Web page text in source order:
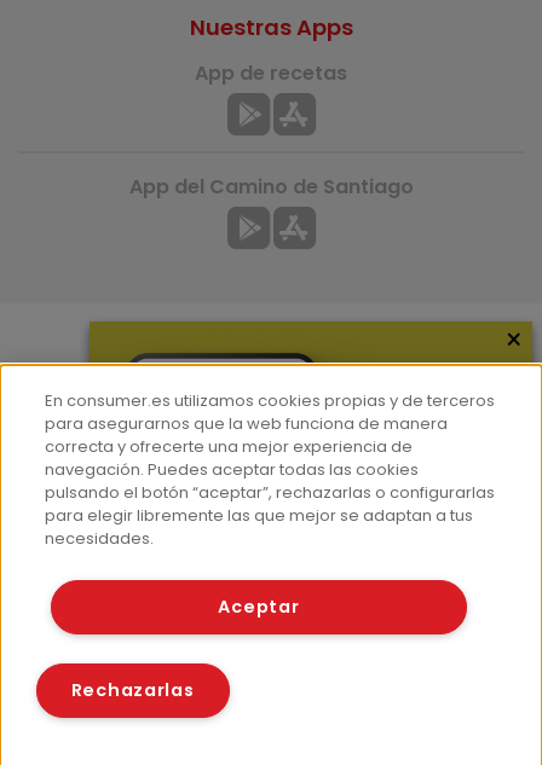
Más información
¿Quiénes somos?
Hemeroteca
Contacto
Prensa
Nuestras Apps
App de recetas
App del Camino de Santiago
© Fundación EROSKI
Aviso legal
Políticas de cookies
×
En consumer.es utilizamos cookies propias y de terceros
para asegurarnos que la web funciona de manera
correcta y ofrecerte una mejor experiencia de
navegación. Puedes aceptar todas las cookies
pulsando el botón “aceptar”, rechazarlas o configurarlas
para elegir libremente las que mejor se adaptan a tus
necesidades.
Aceptar
Rechazarlas